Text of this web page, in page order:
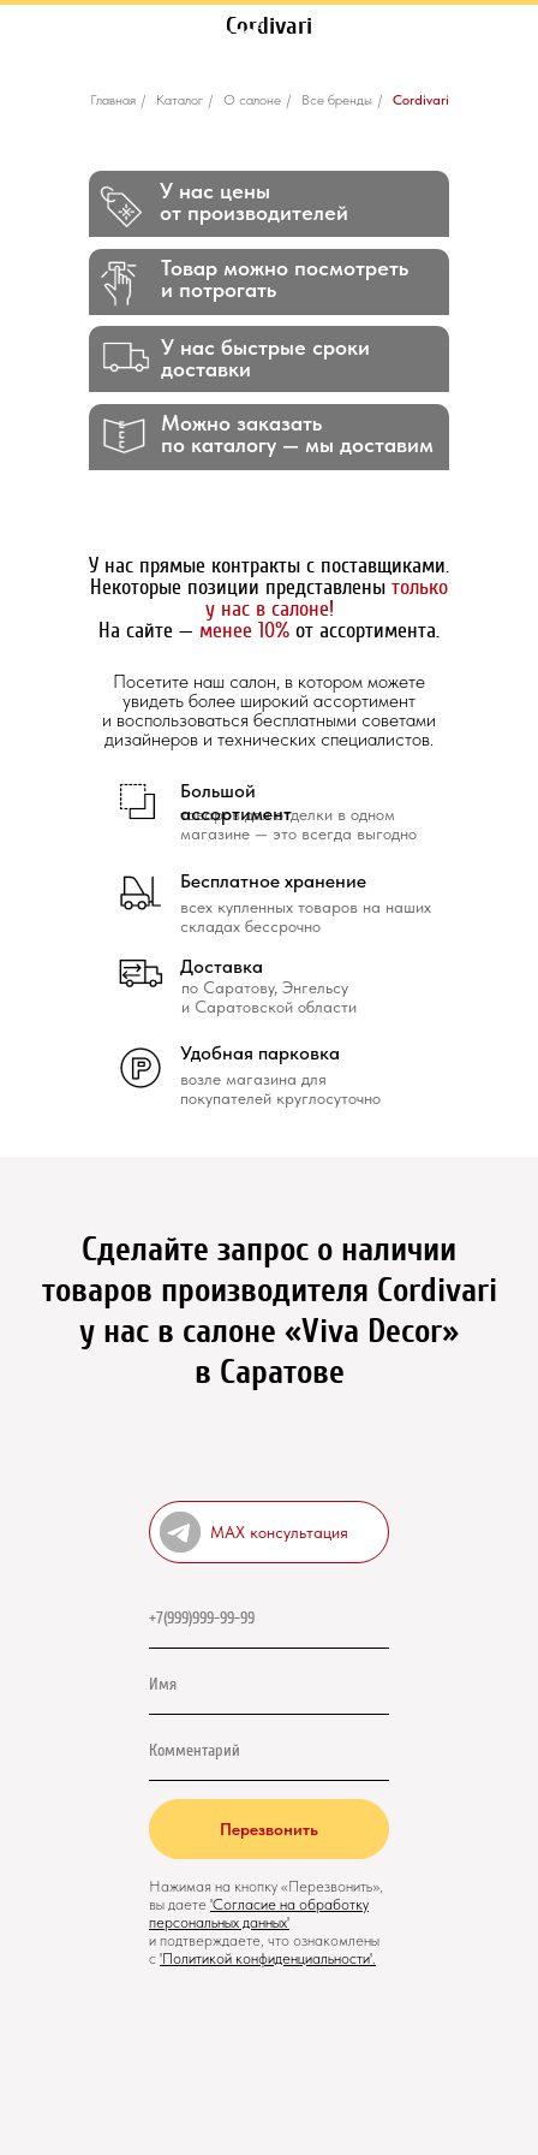
Cordivari
Главная / Каталог / О салоне / Все бренды / Cordivari
Можно заказать
по каталогу — мы доставим
У нас быстрые сроки
доставки
Товар можно посмотреть
и потрогать
У нас цены
от производителей
возле магазина для
покупателей круглосуточно
Удобная парковка
всех купленных товаров на наших
складах бессрочно
Бесплатное хранение
товаров для отделки в одном
магазине — это всегда выгодно
Большой
ассортимент
по Саратову, Энгельсу
и Саратовской области
Доставка
У нас прямые контракты с поставщиками.
Некоторые позиции представлены только
у нас в салоне!
На сайте — менее 10% от ассортимента.
Посетите наш салон, в котором можете
увидеть более широкий ассортимент
и воспользоваться бесплатными советами
дизайнеров и технических специалистов.
Сделайте запрос о наличии
товаров производителя Cordivari
у нас в салоне «Viva Decor»
в Саратове
Перезвонить
Нажимая на кнопку «Перезвонить»,
вы даете 'Cогласие на обработку
персональных данных'
и подтверждаете, что ознакомлены
с 'Политикой конфиденциальности'.
MAX консультация